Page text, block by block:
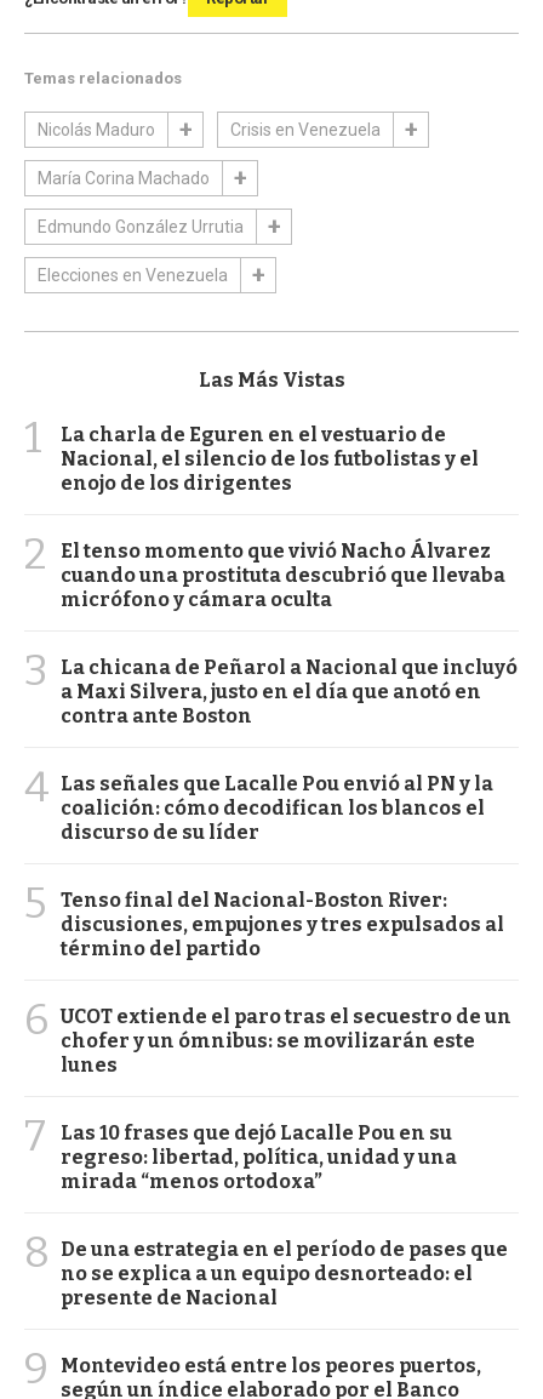
Temas relacionados
Nicolás Maduro Crisis en Venezuela
María Corina Machado
Edmundo González Urrutia
Elecciones en Venezuela
Las Más Vistas
1
La charla de Eguren en el vestuario de
Nacional, el silencio de los futbolistas y el
enojo de los dirigentes
2
El tenso momento que vivió Nacho Álvarez
cuando una prostituta descubrió que llevaba
micrófono y cámara oculta
3
La chicana de Peñarol a Nacional que incluyó
a Maxi Silvera, justo en el día que anotó en
contra ante Boston
4 Las señales que Lacalle Pou envió al PN y la
coalición: cómo decodifican los blancos el
discurso de su líder
5
Tenso final del Nacional-Boston River:
discusiones, empujones y tres expulsados al
término del partido
6 UCOT extiende el paro tras el secuestro de un
chofer y un ómnibus: se movilizarán este
lunes
7
Las 10 frases que dejó Lacalle Pou en su
regreso: libertad, política, unidad y una
mirada “menos ortodoxa”
8
De una estrategia en el período de pases que
no se explica a un equipo desnorteado: el
presente de Nacional
9
Montevideo está entre los peores puertos,
según un índice elaborado por el Banco